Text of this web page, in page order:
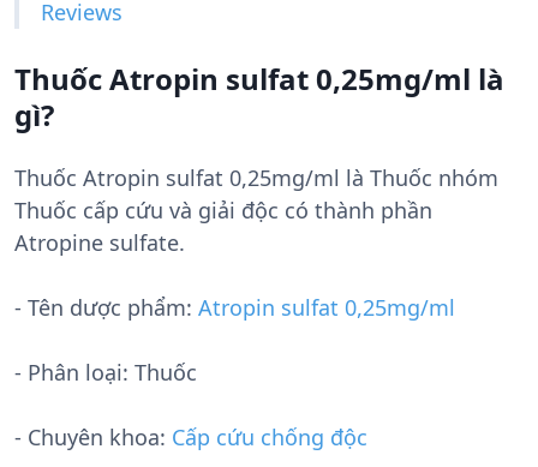
Reviews
Thuốc Atropin sulfat 0,25mg/ml là
gì?
Thuốc Atropin sulfat 0,25mg/ml là Thuốc nhóm
Thuốc cấp cứu và giải độc có thành phần
Atropine sulfate.
- Tên dược phẩm: Atropin sulfat 0,25mg/ml
- Phân loại: Thuốc
- Chuyên khoa: Cấp cứu chống độc